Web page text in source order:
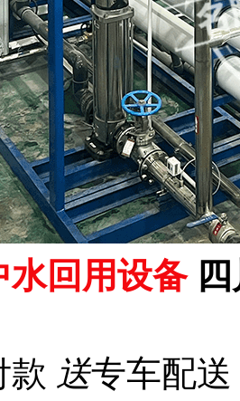
水回用设备
款 送专车配送